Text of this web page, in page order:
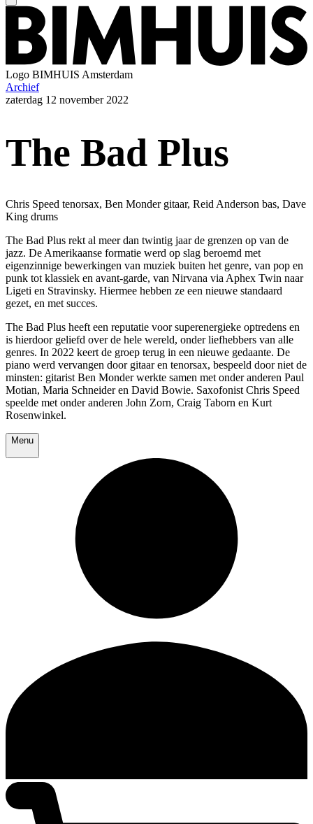
Logo BIMHUIS Amsterdam
Archief
zaterdag 12 november 2022
The Bad Plus
Chris Speed tenorsax, Ben Monder gitaar, Reid Anderson bas, Dave
King drums
The Bad Plus rekt al meer dan twintig jaar de grenzen op van de
jazz. De Amerikaanse formatie werd op slag beroemd met
eigenzinnige bewerkingen van muziek buiten het genre, van pop en
punk tot klassiek en avant-garde, van Nirvana via Aphex Twin naar
Ligeti en Stravinsky. Hiermee hebben ze een nieuwe standaard
gezet, en met succes.
The Bad Plus heeft een reputatie voor superenergieke optredens en
is hierdoor geliefd over de hele wereld, onder liefhebbers van alle
genres. In 2022 keert de groep terug in een nieuwe gedaante. De
piano werd vervangen door gitaar en tenorsax, bespeeld door niet de
minsten: gitarist Ben Monder werkte samen met onder anderen Paul
Motian, Maria Schneider en David Bowie. Saxofonist Chris Speed
speelde met onder anderen John Zorn, Craig Taborn en Kurt
Rosenwinkel.
Menu